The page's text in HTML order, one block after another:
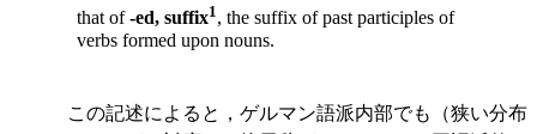
that of-ed, suffix1 , the suffix of past participles of
verbs formed upon nouns.
この記述によると，ゲルマン語派内部でも（狭い分布